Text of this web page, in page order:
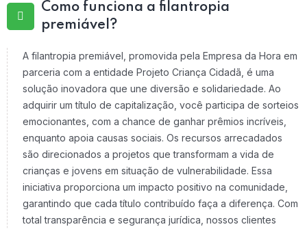
Como funciona a filantropia
premiável?
A filantropia premiável, promovida pela Empresa da Hora em
parceria com a entidade Projeto Criança Cidadã, é uma
solução inovadora que une diversão e solidariedade. Ao
adquirir um título de capitalização, você participa de sorteios
emocionantes, com a chance de ganhar prêmios incríveis,
enquanto apoia causas sociais. Os recursos arrecadados
são direcionados a projetos que transformam a vida de
crianças e jovens em situação de vulnerabilidade. Essa
iniciativa proporciona um impacto positivo na comunidade,
garantindo que cada título contribuído faça a diferença. Com
total transparência e segurança jurídica, nossos clientes